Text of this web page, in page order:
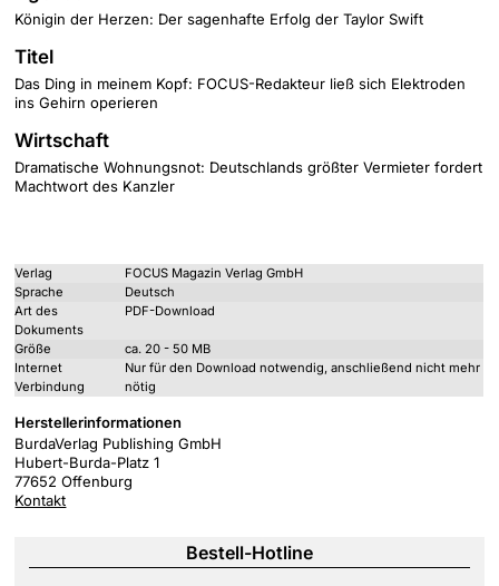
Königin der Herzen: Der sagenhafte Erfolg der Taylor Swift
Titel
Das Ding in meinem Kopf: FOCUS-Redakteur ließ sich Elektroden
ins Gehirn operieren
Wirtschaft
Dramatische Wohnungsnot: Deutschlands größter Vermieter fordert
Machtwort des Kanzler
Verlag
FOCUS Magazin Verlag GmbH
Sprache
Deutsch
Art des
Dokuments
PDF-Download
Größe
ca. 20 - 50 MB
Internet
Verbindung
Nur für den Download notwendig, anschließend nicht mehr
nötig
Herstellerinformationen
BurdaVerlag Publishing GmbH
Hubert-Burda-Platz 1
77652 Offenburg
Kontakt
Bestell-Hotline